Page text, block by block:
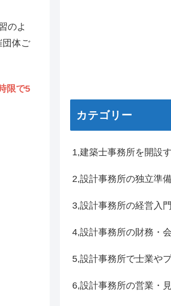
のよ
団体ご
限で5
カテゴリー
1,建築士事務所を開設
2,設計事務所の独立準
3,設計事務所の経営入門
4,設計事務所の財務・
5,設計事務所で士業や
6,設計事務所の営業・